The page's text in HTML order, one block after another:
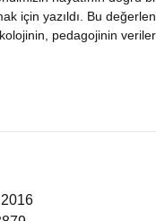
için yazıldı. Bu
pedagojinin